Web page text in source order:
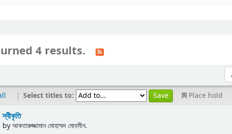
4 results.
| Select titles to:
Place hold
স্বীকৃতি
byআকতারুজ্জামান মোহাম্মদ মোহসীন.